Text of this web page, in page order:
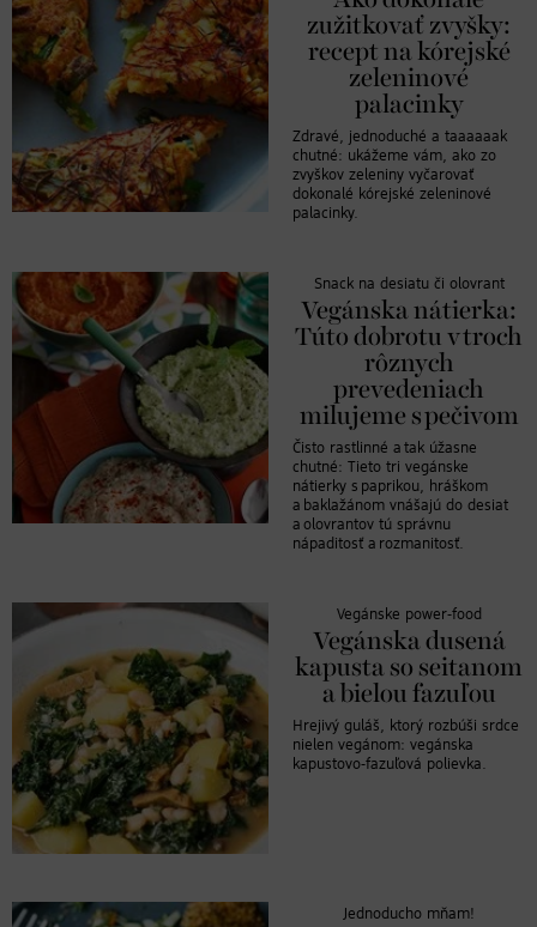
zužitkovať zvyšky:
recept na kórejské
zeleninové
palacinky
Zdravé, jednoduché a taaaaaak
chutné: ukážeme vám, ako zo
zvyškov zeleniny vyčarovať
dokonalé kórejské zeleninové
palacinky.
Snack na desiatu či olovrant
Vegánska nátierka:
Túto dobrotu v troch
rôznych
prevedeniach
milujeme s pečivom
Čisto rastlinné a tak úžasne
chutné: Tieto tri vegánske
nátierky s paprikou, hráškom
a baklažánom vnášajú do desiat
a olovrantov tú správnu
nápaditosť a rozmanitosť.
Vegánske power-food
Vegánska dusená
kapusta so seitanom
a bielou fazuľou
Hrejivý guláš, ktorý rozbúši srdce
nielen vegánom: vegánska
kapustovo-fazuľová polievka.
Jednoducho mňam!